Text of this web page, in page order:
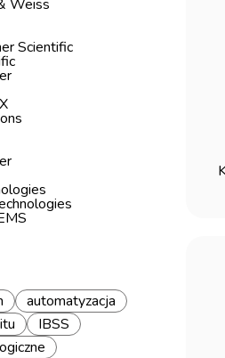
Weiss
Scientific
automatyzacja
IBSS